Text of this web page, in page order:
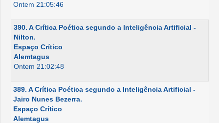
Ontem 21:05:46
390. A Crítica Poética segundo a Inteligência Artificial -
Nilton.
Espaço Crítico
Alemtagus
Ontem 21:02:48
389. A Crítica Poética segundo a Inteligência Artificial -
Jairo Nunes Bezerra.
Espaço Crítico
Alemtagus